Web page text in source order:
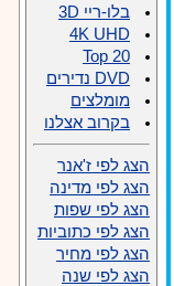
בלו-ריי 3D
4K UHD
Top 20
DVD נדירים
מומלצים
בקרוב אצלנו
הצג לפי ז'אנר
הצג לפי מדינה
הצג לפי שפות
הצג לפי כתוביות
הצג לפי מחיר
הצג לפי שנה